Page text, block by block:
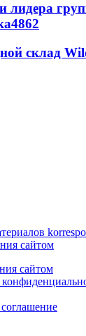
лидера
4862
склад
сайтом
сайтом